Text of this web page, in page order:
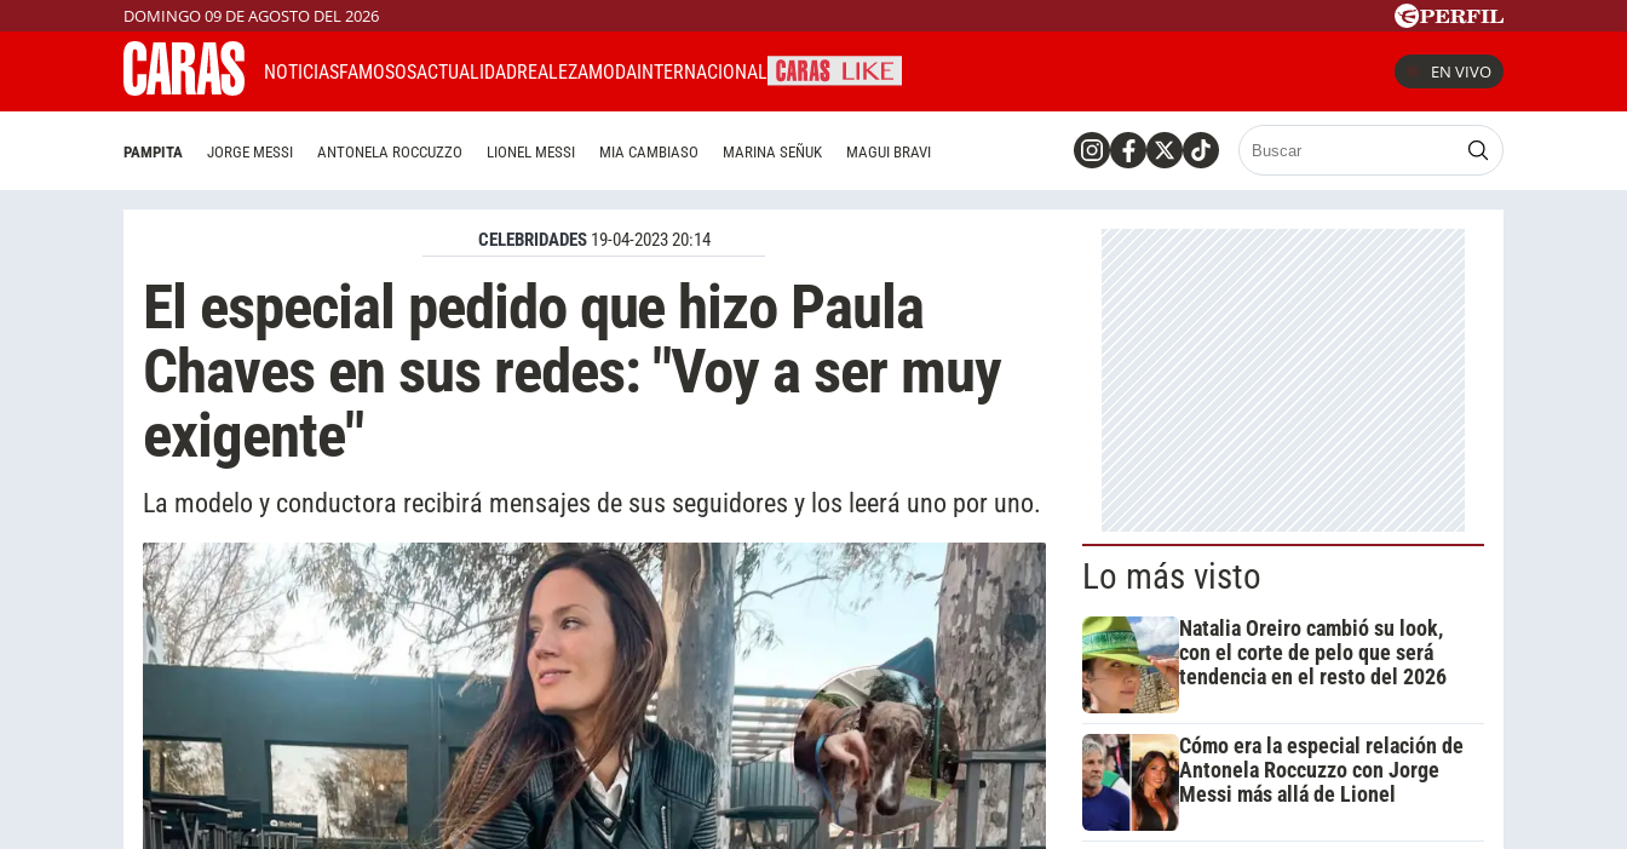
DOMINGO 09 DE AGOSTO DEL 2026
NOTICIASFAMOSOSACTUALIDADREALEZAMODAINTERNACIONAL EN VIVO
PAMPITA JORGE MESSI ANTONELA ROCCUZZO LIONEL MESSI MIA CAMBIASO MARINA SEÑUK MAGUI BRAVI
CELEBRIDADES 19-04-2023 20:14
El especial pedido que hizo Paula
Chaves en sus redes: "Voy a ser muy
exigente"
La modelo y conductora recibirá mensajes de sus seguidores y los leerá uno por uno.
Lo más visto
Natalia Oreiro cambió su look,
con el corte de pelo que será
tendencia en el resto del 2026
Cómo era la especial relación de
Antonela Roccuzzo con Jorge
Messi más allá de Lionel